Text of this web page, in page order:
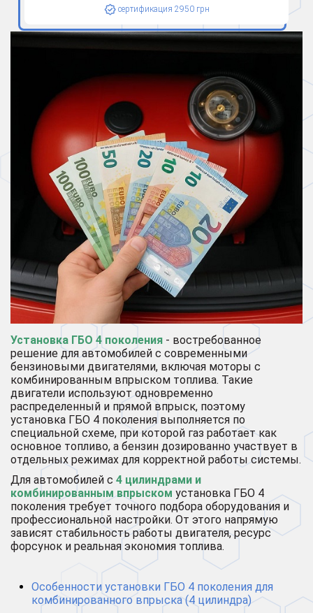
сертификация 2950 грн
Установка ГБО 4 поколения - востребованное
решение для автомобилей с современными
бензиновыми двигателями, включая моторы с
комбинированным впрыском топлива. Такие
двигатели используют одновременно
распределенный и прямой впрыск, поэтому
установка ГБО 4 поколения выполняется по
специальной схеме, при которой газ работает как
основное топливо, а бензин дозированно участвует в
отдельных режимах для корректной работы системы.
Для автомобилей с 4 цилиндрами и
комбинированным впрыском установка ГБО 4
поколения требует точного подбора оборудования и
профессиональной настройки. От этого напрямую
зависят стабильность работы двигателя, ресурс
форсунок и реальная экономия топлива.
Особенности установки ГБО 4 поколения для
комбинированного впрыска (4 цилиндра)